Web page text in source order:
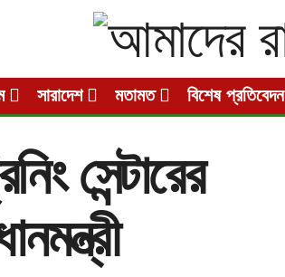
সারাদেশ মতামত বিশেষ প্রতিবেদন
সেন্টারের